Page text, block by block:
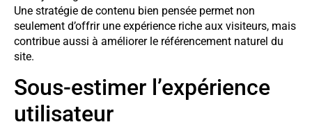
Une stratégie de contenu bien pensée permet non
seulement d’offrir une expérience riche aux visiteurs, mais
contribue aussi à améliorer le référencement naturel du
site.
Sous-estimer l’expérience
utilisateur